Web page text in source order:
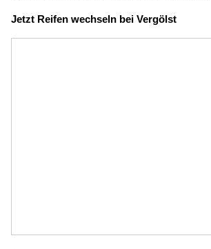
Jetzt Reifen wechseln bei Vergölst